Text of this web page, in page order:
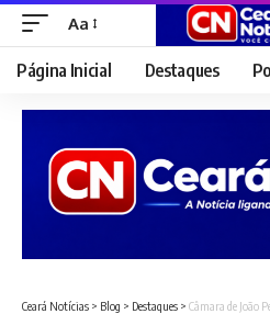
Font
Resizer
Aa
Página Inicial Destaques
Ceará Notícias > Blog > Destaques > Câmara de João